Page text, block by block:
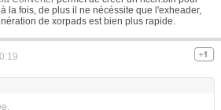
la fois, de plus il ne nécéssite que l'exheader,
de xorpads est bien plus rapide.